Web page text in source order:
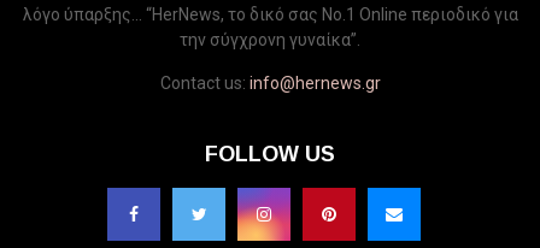
λόγο ύπαρξης... “HerNews, το δικό σας Νo.1 Online περιοδικό για
την σύγχρονη γυναίκα”.
Contact us: info@hernews.gr
FOLLOW US